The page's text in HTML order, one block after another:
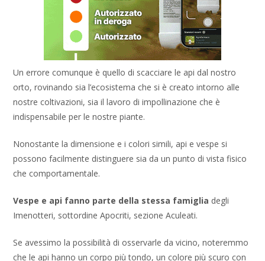
Un errore comunque è quello di scacciare le api dal nostro
orto, rovinando sia l’ecosistema che si è creato intorno alle
nostre coltivazioni, sia il lavoro di impollinazione che è
indispensabile per le nostre piante.
Nonostante la dimensione e i colori simili, api e vespe si
possono facilmente distinguere sia da un punto di vista fisico
che comportamentale.
Vespe e api fanno parte della stessa famiglia degli
Imenotteri, sottordine Apocriti, sezione Aculeati.
Se avessimo la possibilità di osservarle da vicino, noteremmo
che le api hanno un corpo più tondo, un colore più scuro con